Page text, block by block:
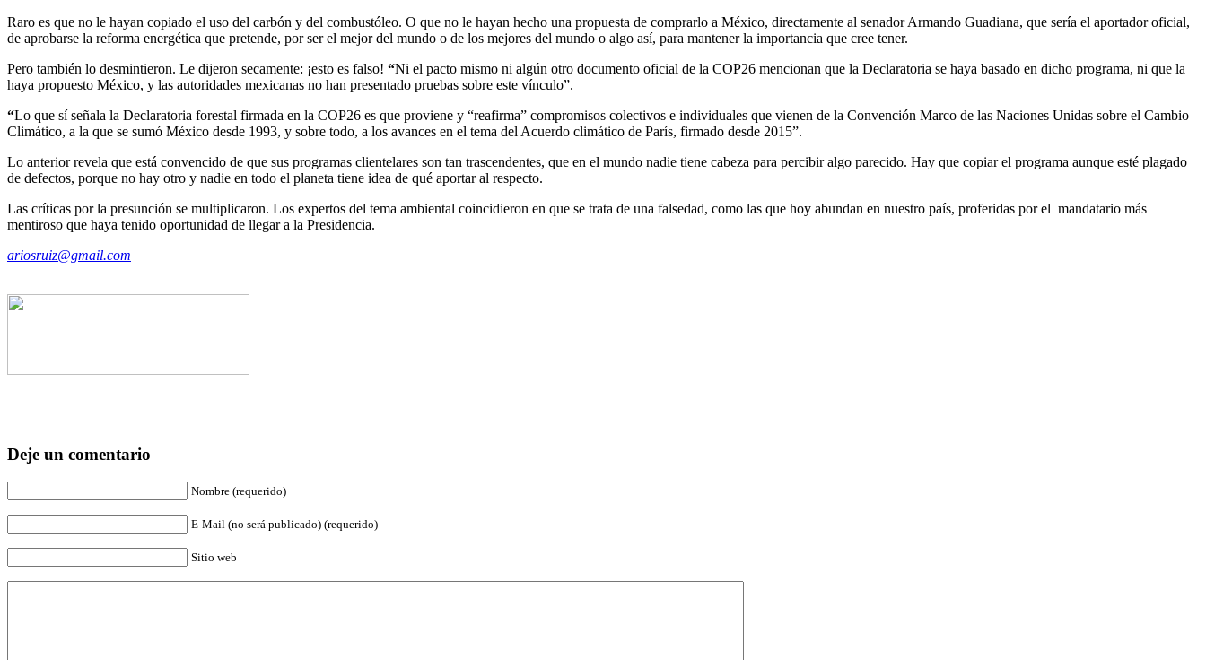
Raro es que no le hayan copiado el uso del carbón y del combustóleo. O que no le hayan hecho una propuesta de comprarlo a México, directamente al senador Armando Guadiana, que sería el aportador oficial,
de aprobarse la reforma energética que pretende, por ser el mejor del mundo o de los mejores del mundo o algo así, para mantener la importancia que cree tener.
Pero también lo desmintieron. Le dijeron secamente: ¡esto es falso! “Ni el pacto mismo ni algún otro documento oficial de la COP26 mencionan que la Declaratoria se haya basado en dicho programa, ni que la
haya propuesto México, y las autoridades mexicanas no han presentado pruebas sobre este vínculo”.
“Lo que sí señala la Declaratoria forestal firmada en la COP26 es que proviene y “reafirma” compromisos colectivos e individuales que vienen de la Convención Marco de las Naciones Unidas sobre el Cambio
Climático, a la que se sumó México desde 1993, y sobre todo, a los avances en el tema del Acuerdo climático de París, firmado desde 2015”.
Lo anterior revela que está convencido de que sus programas clientelares son tan trascendentes, que en el mundo nadie tiene cabeza para percibir algo parecido. Hay que copiar el programa aunque esté plagado
de defectos, porque no hay otro y nadie en todo el planeta tiene idea de qué aportar al respecto.
Las críticas por la presunción se multiplicaron. Los expertos del tema ambiental coincidieron en que se trata de una falsedad, como las que hoy abundan en nuestro país, proferidas por el mandatario más
mentiroso que haya tenido oportunidad de llegar a la Presidencia.
ariosruiz@gmail.com
Deje un comentario
Nombre (requerido)
E-Mail (no será publicado) (requerido)
Sitio web